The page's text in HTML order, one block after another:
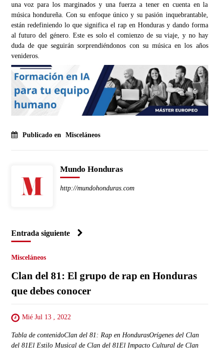
una voz para los marginados y una fuerza a tener en cuenta en la
música hondureña. Con su enfoque único y su pasión inquebrantable,
están redefiniendo lo que significa el rap en Honduras y dando forma
al futuro del género. Este es solo el comienzo de su viaje, y no hay
duda de que seguirán sorprendiéndonos con su música en los años
venideros.
Publicado en Misceláneos
Mundo Honduras
http://mundohonduras.com
Entrada siguiente
Misceláneos
Clan del 81: El grupo de rap en Honduras
que debes conocer
Mié Jul 13 , 2022
Tabla de contenidoClan del 81: Rap en HondurasOrígenes del Clan
del 81El Estilo Musical de Clan del 81El Impacto Cultural de Clan